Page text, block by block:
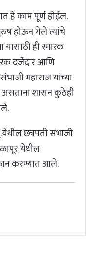
हे काम पूर्ण होईल.
होऊन गेले त्यांचे
यासाठी ही स्मारक
दर्जेदार आणि
महाराज यांच्या
शासन कुठेही
छत्रपती संभाजी
येथील
करण्यात आले.